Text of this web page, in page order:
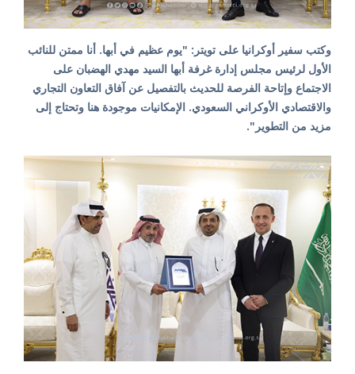
وكتب سفير أوكرانيا على تويتر: "يوم عظيم في أبها. أنا ممتن للنائب
الأول لرئيس مجلس إدارة غرفة أبها السيد مهدي الهضبان على
الاجتماع وإتاحة الفرصة للحديث بالتفصيل عن آفاق التعاون التجاري
والاقتصادي الأوكراني السعودي. الإمكانيات موجودة هنا وتحتاج إلى
مزيد من التطوير".